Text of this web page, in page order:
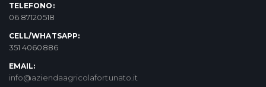
TELEFONO:
06 87120518
CELL/WHATSAPP:
351 4060886
EMAIL:
info@aziendaagricolafortunato.it